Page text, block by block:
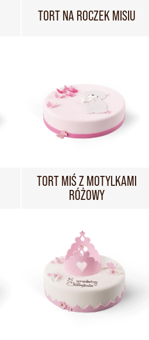
TORT NA ROCZEK MISIU
TORT MIŚ Z MOTYLKAMI
RÓŻOWY